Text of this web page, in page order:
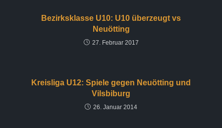
Bezirksklasse U10: U10 überzeugt vs
Neuötting
27. Februar 2017
Kreisliga U12: Spiele gegen Neuötting und
Vilsbiburg
26. Januar 2014